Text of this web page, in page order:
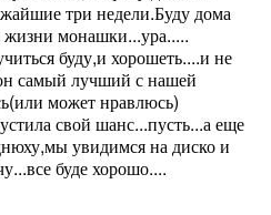
три недели.Буду дома
жизни монашки...ура.....
буду,и хорошеть....и не
самый лучший с нашей
может нравлюсь)
свой шанс...пусть...а еще
увидимся на диско и
буде хорошо....